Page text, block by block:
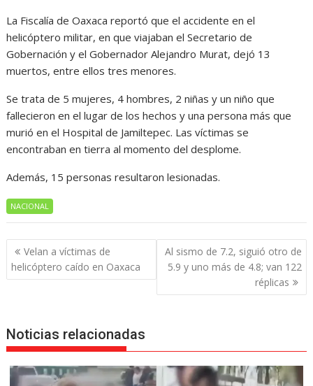
La Fiscalía de Oaxaca reportó que el accidente en el
helicóptero militar, en que viajaban el Secretario de
Gobernación y el Gobernador Alejandro Murat, dejó 13
muertos, entre ellos tres menores.
Se trata de 5 mujeres, 4 hombres, 2 niñas y un niño que
fallecieron en el lugar de los hechos y una persona más que
murió en el Hospital de Jamiltepec. Las víctimas se
encontraban en tierra al momento del desplome.
Además, 15 personas resultaron lesionadas.
NACIONAL
Navegación
de
entradas
Velan a víctimas de
helicóptero caído en Oaxaca
Al sismo de 7.2, siguió otro de
5.9 y uno más de 4.8; van 122
réplicas
Noticias relacionadas